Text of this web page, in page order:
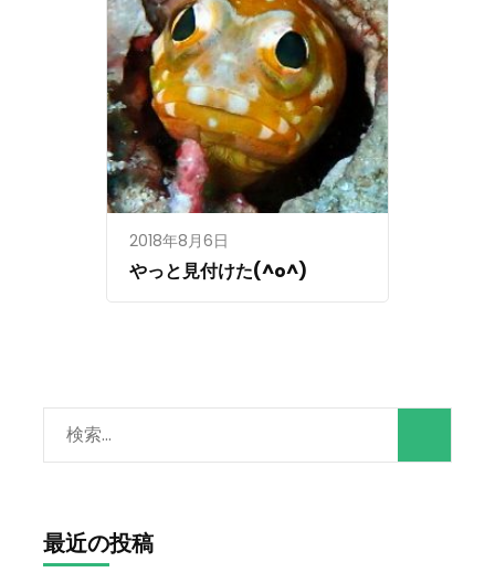
2018年8月6日
やっと見付けた(^o^)
検
索:
最近の投稿